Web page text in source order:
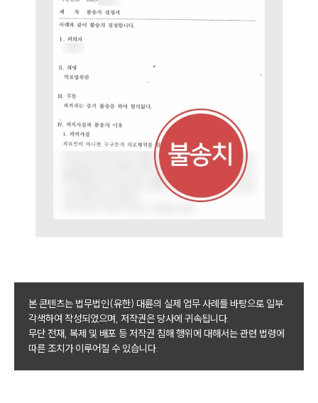
본 콘텐츠는 법무법인(유한) 대륜의 실제 업무 사례를 바탕으로 일부
각색하여 작성되었으며, 저작권은 당사에 귀속됩니다.
무단 전재, 복제 및 배포 등 저작권 침해 행위에 대해서는 관련 법령에
따른 조치가 이루어질 수 있습니다.